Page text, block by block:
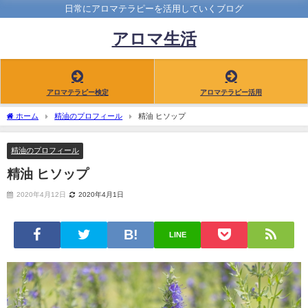
日常にアロマテラピーを活用していくブログ
アロマ生活
アロマテラピー検定 アロマテラピー活用
ホーム 精油のプロフィール 精油 ヒソップ
精油のプロフィール
精油 ヒソップ
2020年4月12日 2020年4月1日
LINE